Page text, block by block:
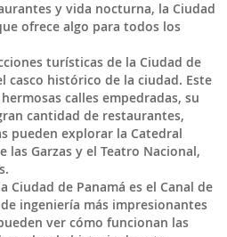
y vida nocturna, la Ciudad
ofrece algo para todos los
turísticas de la Ciudad de
casco histórico de la ciudad. Este
calles empedradas, su
cantidad de restaurantes,
pueden explorar la Catedral
las Garzas y el Teatro Nacional,
de Panamá es el Canal de
ingeniería más impresionantes
ver cómo funcionan las